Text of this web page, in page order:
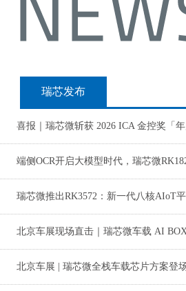
瑞芯发布
喜报｜瑞芯微斩获 2026 ICA 金控奖「
端侧OCR开启大模型时代，瑞芯微
瑞芯微推出RK3572：新一代八核AIoT
北京车展现场直击｜瑞芯微车载 AI
北京车展 | 瑞芯微全栈车载芯片方案登